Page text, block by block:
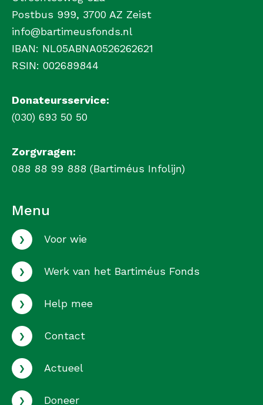
Postbus 999, 3700 AZ Zeist
info@bartimeusfonds.nl
IBAN: NL05ABNA0526262621
RSIN: 002689844
Donateursservice:
(030) 693 50 50
Zorgvragen:
088 88 99 888 (Bartiméus Infolijn)
Menu
› Voor wie
› Werk van het Bartiméus Fonds
› Help mee
› Contact
› Actueel
› Doneer